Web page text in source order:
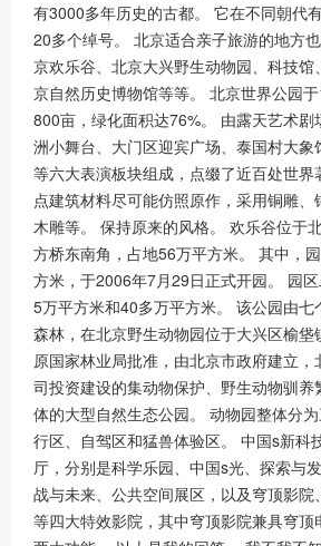
有3000多年历史的古都。 它在不同朝代
20多个绰号。 北京适合亲子旅游的地方
京欢乐谷、北京大兴野生动物园、科技
京自然历史博物馆等等。 北京世界公园
800亩，绿化面积达76%。 由露天艺术剧
洲小舞台、大门区迎宾广场、泰国村大
等六大表演板块组成，点缀了近百处世
点建筑材料尽可能仿照原作，采用铜雕、
木雕等。 保持原来的风格。 欢乐谷位于
方桥东南角，占地56万平方米。 其中，
方米，于2006年7月29日正式开园。 园
5万平方米和40多万平方米。 该公园由七
森林，在北京野生动物园位于大兴区榆
原国家林业局批准，由北京市政府建立
司投资建设的集动物保护、野生动物驯
体的大型自然生态公园。 动物园整体分
行区、自驾区和猛兽体验区。 中国s新科
厅，分别是科学乐园、中国s光、探索与
战与未来、公共空间展区，以及穹顶影
等四大特效影院，其中穹顶影院兼具穹